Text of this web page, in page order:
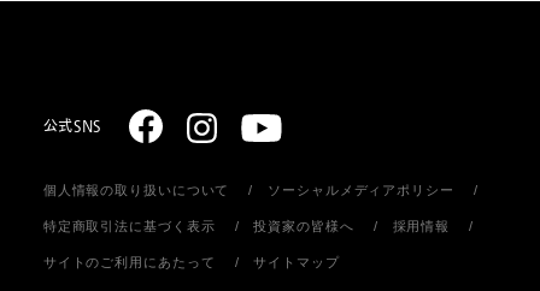
お届けについて
返品・キャンセル
公式SNS
個人情報の取り扱いについて ソーシャルメディアポリシー
特定商取引法に基づく表示 投資家の皆様へ 採用情報
サイトのご利用にあたって サイトマップ